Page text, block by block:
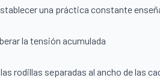
una práctica constante
la tensión acumulada
rodillas separadas al ancho de las